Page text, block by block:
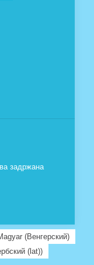
задржана
(Венгерский)
(lat))